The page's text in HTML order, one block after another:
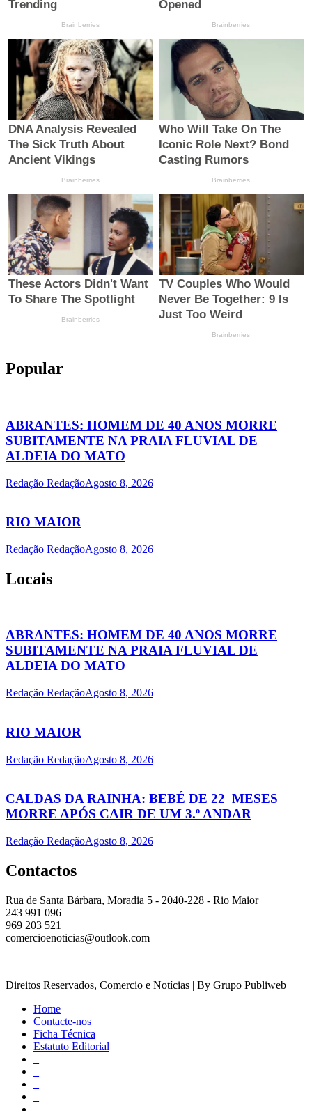
Popular
ABRANTES: HOMEM DE 40 ANOS MORRE
SUBITAMENTE NA PRAIA FLUVIAL DE
ALDEIA DO MATO
Redação RedaçãoAgosto 8, 2026
RIO MAIOR
Redação RedaçãoAgosto 8, 2026
Locais
ABRANTES: HOMEM DE 40 ANOS MORRE
SUBITAMENTE NA PRAIA FLUVIAL DE
ALDEIA DO MATO
Redação RedaçãoAgosto 8, 2026
RIO MAIOR
Redação RedaçãoAgosto 8, 2026
CALDAS DA RAINHA: BEBÉ DE 22 MESES
MORRE APÓS CAIR DE UM 3.º ANDAR
Redação RedaçãoAgosto 8, 2026
Contactos
Rua de Santa Bárbara, Moradia 5 - 2040-228 - Rio Maior
243 991 096
969 203 521
comercioenoticias@outlook.com
Direitos Reservados, Comercio e Notícias | By Grupo Publiweb
Home
Contacte-nos
Ficha Técnica
Estatuto Editorial